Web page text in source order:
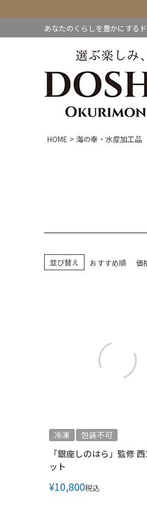
あなたのくらしを豊かにする
HOME 海の幸・水産加工品
並び替え おすすめ順 価
冷凍 包装不可
「銀座しのはら」監修
ット
¥10,800税込